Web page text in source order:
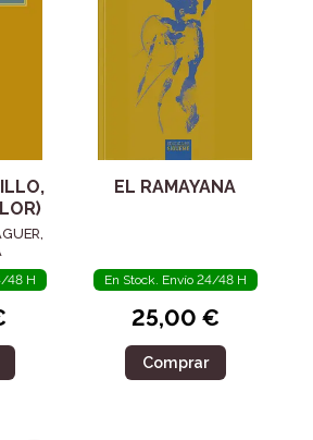
48 H
EL RAMAYANA
En Stock. Envío 24/48 H
25,00 €
Comprar